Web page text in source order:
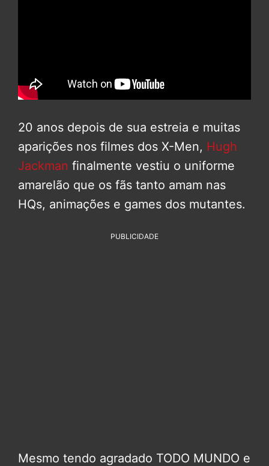
20 anos depois de sua estreia e muitas
aparições nos filmes dos X-Men, Hugh
Jackman finalmente vestiu o uniforme
amarelão que os fãs tanto amam nas
HQs, animações e games dos mutantes.
PUBLICIDADE
Mesmo tendo agradado TODO MUNDO e